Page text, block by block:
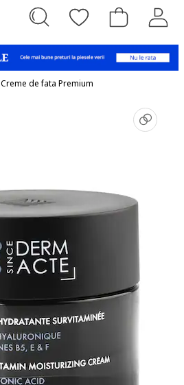
Creme de fata Premium